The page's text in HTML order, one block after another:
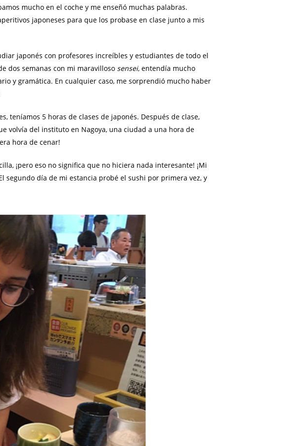
mucho en el coche y me enseñó muchas palabras.
japoneses para que los probase en clase junto a mis
japonés con profesores increíbles y estudiantes de todo el
dos semanas con mi maravilloso sensei, entendía mucho
y gramática. En cualquier caso, me sorprendió mucho haber
teníamos 5 horas de clases de japonés. Después de clase,
volvía del instituto en Nagoya, una ciudad a una hora de
hora de cenar!
¡pero eso no significa que no hiciera nada interesante! ¡Mi
segundo día de mi estancia probé el sushi por primera vez, y